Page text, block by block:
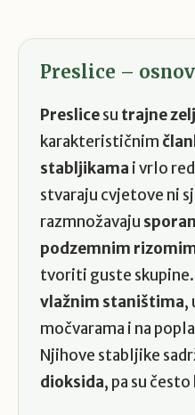
Preslice –
Preslicesu trajne
karakterističnim
stabljikama i vrlo
stvaraju cvjetove ni
razmnožavaju
podzemnim
tvoriti guste skupine.
vlažnim staništima,
močvarama i na
Njihove stabljike
dioksida, pa su